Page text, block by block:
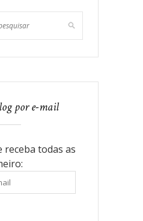
por e-mail
receba todas as